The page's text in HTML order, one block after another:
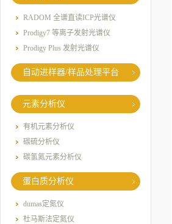
RADOM 全谱直读ICP光谱仪
Prodigy7 等离子发射光谱仪
Prodigy Plus 发射光谱仪
自动进样器/样品处理平台
元素分析仪
有机元素分析仪
碳硫分析仪
碳氢氮元素分析仪
蛋白质分析仪
dumas定氮仪
杜马斯法定氮仪